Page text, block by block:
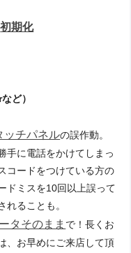
初期化
ど）
ッチパネルの誤作動。
手に電話をかけてしまっ
コードをつけている方の
ドミスを10回以上誤って
れることも。
タそのまま で！長くお
、お早めにご来店して頂